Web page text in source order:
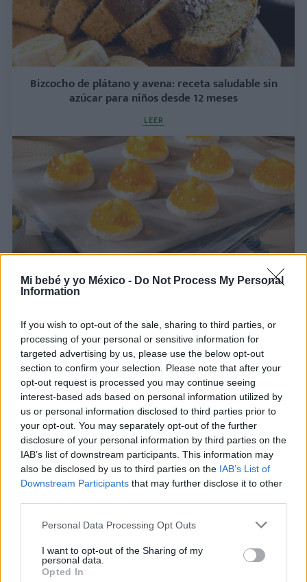
Mi bebé y yo México - Do Not Process My Personal
Information
If you wish to opt-out of the sale, sharing to third parties, or
processing of your personal or sensitive information for
targeted advertising by us, please use the below opt-out
section to confirm your selection. Please note that after your
opt-out request is processed you may continue seeing
interest-based ads based on personal information utilized by
us or personal information disclosed to third parties prior to
your opt-out. You may separately opt-out of the further
disclosure of your personal information by third parties on the
IAB’s list of downstream participants. This information may
also be disclosed by us to third parties on the IAB’s List of
Downstream Participants that may further disclose it to other
Personal Data Processing Opt Outs
I want to opt-out of the Sharing of my
personal data.
Opted In
Bizcocho de plátano y avena: receta saludable sin
azúcar para niños desde 12 meses
LEER
Mini roscas de gelatina sin azúcar
LEER
Paletas de hot cakes
LEER